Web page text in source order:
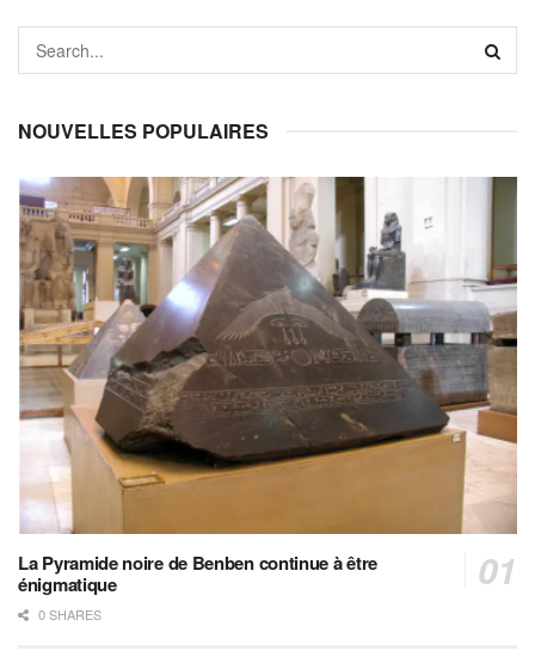
NOUVELLES POPULAIRES
La Pyramide noire de Benben continue à être
énigmatique
0 SHARES